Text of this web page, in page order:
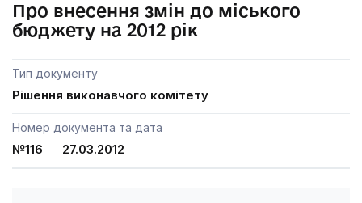
Про внесення змін до міського
бюджету на 2012 рік
Тип документу
Рішення виконавчого комітету
Номер документа та дата
№116 27.03.2012